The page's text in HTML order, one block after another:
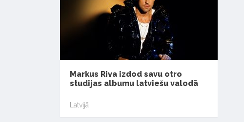
Markus Riva izdod savu otro
studijas albumu latviešu valodā
Latvijā